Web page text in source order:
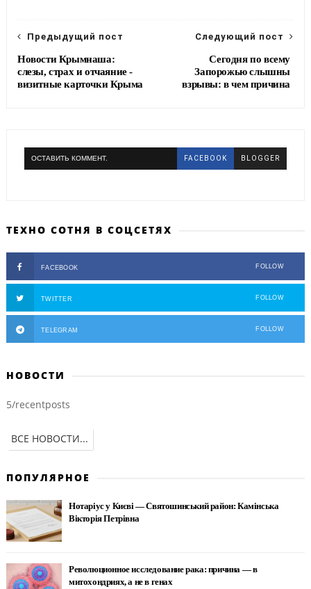
Следующий пост
Сегодня по всему
Запорожью слышны
взрывы: в чем причина
Предыдущий пост
Новости Крымнаша:
слезы, страх и отчаяние -
визитные карточки Крыма
ОСТАВИТЬ КОММЕНТ. FACEBOOK BLOGGER
ТЕХНО СОТНЯ В СОЦСЕТЯХ
FACEBOOK FOLLOW
TWITTER FOLLOW
TELEGRAM FOLLOW
НОВОСТИ
5/recentposts
ВСЕ НОВОСТИ...
ПОПУЛЯРНОЕ
Нотаріус у Києві — Святошинський район: Камінська
Вікторія Петрівна
Революционное исследование рака: причина — в
митохондриях, а не в генах